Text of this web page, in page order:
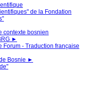
de la Fondation
contexte bosnien
►
Forum - Traduction française
Bosnie ►